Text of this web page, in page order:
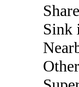
Sink